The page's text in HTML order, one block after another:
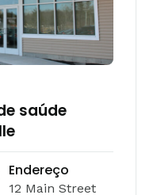
saúde
Endereço
12 Main Street